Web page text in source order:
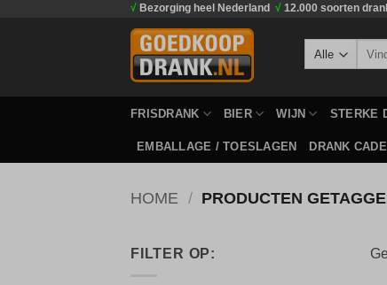
√ Bezorging heel Nederland √ 12.000 soorten
FRISDRANK BIER WIJN STERKE
EMBALLAGE / TOESLAGEN DRANK
HOME / PRODUCTEN
FILTER OP: